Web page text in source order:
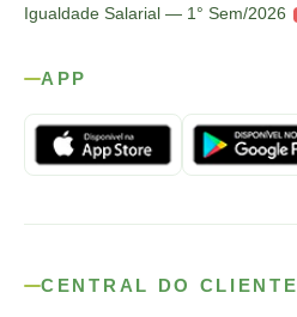
Igualdade Salarial — 1° Sem/2026
APP
CENTRAL DO CLIENTE